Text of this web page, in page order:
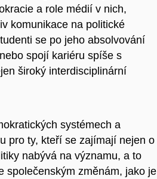
a role médií v nich,
komunikace na politické
se po jeho absolvování
spojí kariéru spíše s
široký interdisciplinární
systémech a
pro ty, kteří se zajímají nejen o
nabývá na významu, a to
společenským změnám, jako je